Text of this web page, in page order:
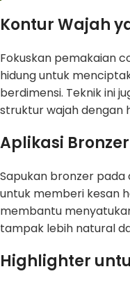
Kontur Wajah
Fokuskan pemakaian
hidung untuk
berdimensi. Teknik ini
struktur wajah dengan
Aplikasi
Sapukan bronzer pada
untuk memberi kesan
membantu
tampak lebih natural
Highlighter